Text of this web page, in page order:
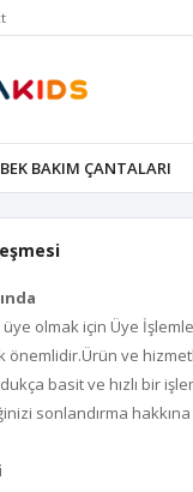
BAKIM ÇANTALARI
üye olmak için Üye
önemlidir.Ürün ve
basit ve hızlı bir
sonlandırma